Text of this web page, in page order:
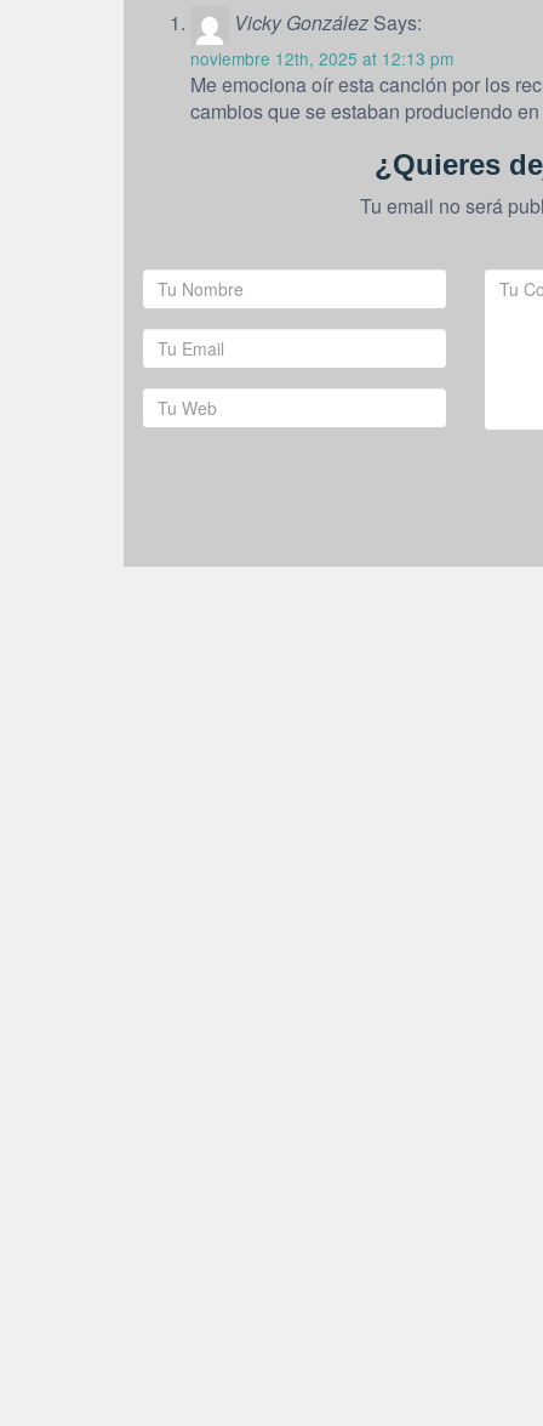
Vicky González Says:
noviembre 12th, 2025 at 12:13 pm
Me emociona oír esta canción por los
cambios que se estaban produciendo
¿Quieres
Tu email no será